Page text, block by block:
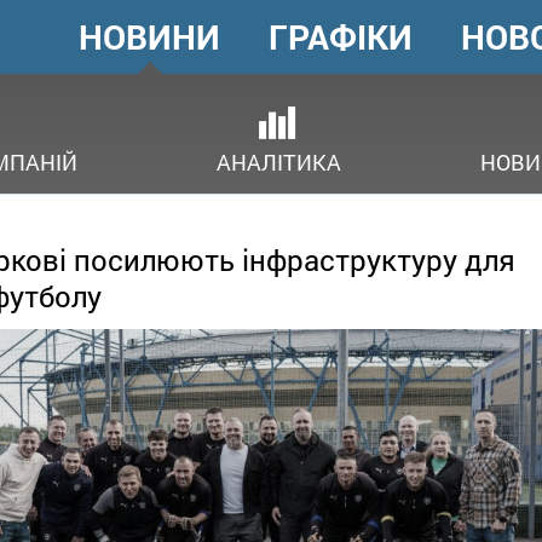
ГОЛОВНЕ
МЕНЮ
НОВИНИ
АНАЛІТИКА
ГРАФІКИ
посилюють інфраструктуру для